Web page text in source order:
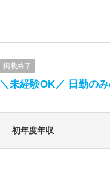
掲載終了
＼未経験OK／ 日勤の
初年度年収